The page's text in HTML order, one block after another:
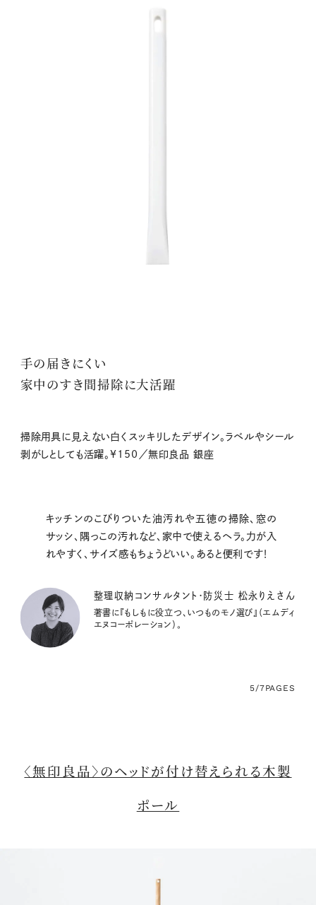
手の届きにくい
家中のすき間掃除に大活躍
掃除用具に見えない白くスッキリしたデザイン。ラベルやシール
剥がしとしても活躍。¥150／無印良品 銀座
キッチンのこびりついた油汚れや五徳の掃除、窓の
サッシ、隅っこの汚れなど、家中で使えるヘラ。力が入
れやすく、サイズ感もちょうどいい。あると便利です！
整理収納コンサルタント・防災士 松永りえさん
著書に『もしもに役立つ、いつものモノ選び』（エムディ
エヌコーポレーション）。
5/7PAGES
〈無印良品〉のヘッドが付け替えられる木製
ポール